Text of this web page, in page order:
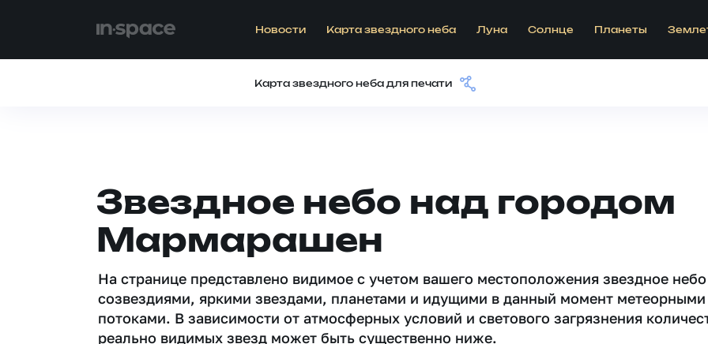
Новости Карта звездного неба Луна Солнце Планеты
Карта звездного неба для печати
Звездное небо над городом
Мармарашен
На странице представлено видимое c учетом вашего местоположения звездное
созвездиями, яркими звездами, планетами и идущими в данный момент метеорными
потоками. В зависимости от атмосферных условий и светового загрязнения
реально видимых звезд может быть существенно ниже.